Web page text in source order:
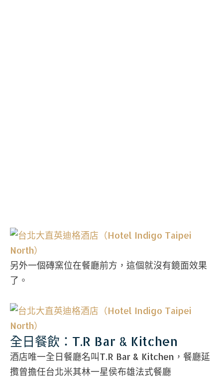
另外一個磚窯位在餐廳前方，這個就沒有鏡面效果
了。
全日餐飲：T.R Bar & Kitchen
酒店唯一全日餐廳名叫T.R Bar & Kitchen，餐廳延
攬曾擔任台北米其林一星侯布雄法式餐廳